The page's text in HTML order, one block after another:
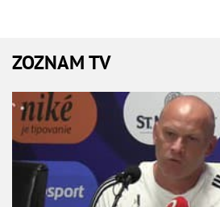
ZOZNAM TV